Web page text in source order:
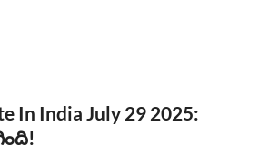
In India July 29 2025: